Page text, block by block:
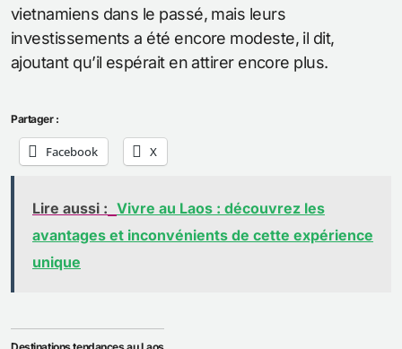
vietnamiens dans le passé, mais leurs
investissements a été encore modeste, il dit,
ajoutant qu’il espérait en attirer encore plus.
Partager :
Facebook X
Lire aussi : Vivre au Laos : découvrez les
avantages et inconvénients de cette expérience
unique